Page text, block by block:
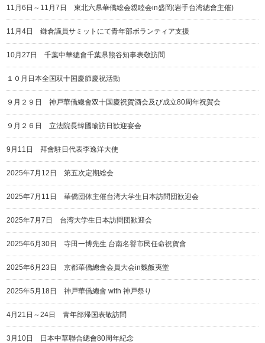
11月6日～11月7日 東北六県華僑総会親睦会in盛岡(岩手台湾總會主催)
11月4日 鎌倉議員サミットにて青年部ボランティア支援
10月27日 千葉中華總會千葉県熊谷知事表敬訪問
１０月日本全国双十国慶節慶祝活動
９月２９日 神戸華僑總會双十国慶祝賀酒会及び成立80周年祝賀会
９月２６日 立法院長韓國瑜訪日歓迎宴会
9月11日 拜會駐日代表李逸洋大使
2025年7月12日 第五次定期総会
2025年7月11日 華僑団体主催台湾大学生日本訪問団歓迎会
2025年7月7日 台湾大学生日本訪問団歓迎会
2025年6月30日 寺田一博先生 台南名譽市民任命祝賀會
2025年6月23日 京都華僑總會会員大会in魏飯夷堂
2025年5月18日 神戸華僑總會 with 神戸祭り
4月21日～24日 青年部帰国表敬訪問
3月10日 日本中華聯合總會80周年紀念